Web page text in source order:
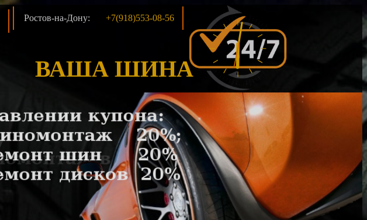
Ростов-на-Дону: +7(918)553-08-56
ВАША ШИНА